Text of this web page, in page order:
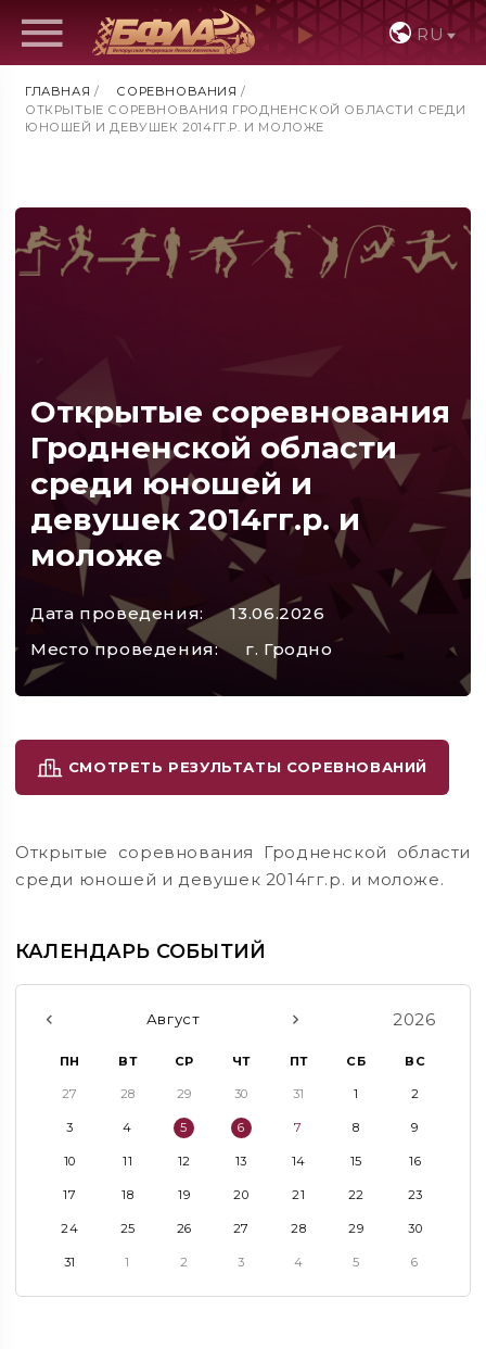
RU
ГЛАВНАЯ / СОРЕВНОВАНИЯ /
ОТКРЫТЫЕ СОРЕВНОВАНИЯ ГРОДНЕНСКОЙ ОБЛАСТИ СРЕДИ
ЮНОШЕЙ И ДЕВУШЕК 2014ГГ.Р. И МОЛОЖЕ
Открытые соревнования
Гродненской области
среди юношей и
девушек 2014гг.р. и
моложе
Дата проведения:
13.06.2026
Место проведения:
г. Гродно
СМОТРЕТЬ РЕЗУЛЬТАТЫ СОРЕВНОВАНИЙ
Открытые соревнования Гродненской области
среди юношей и девушек 2014гг.р. и моложе.
КАЛЕНДАРЬ СОБЫТИЙ
Август 2026
ПН ВТ СР ЧТ ПТ СБ ВС
27 28 29 30 31 1 2
3 4 5 6 7 8 9
10 11 12 13 14 15 16
17 18 19 20 21 22 23
24 25 26 27 28 29 30
31 1 2 3 4 5 6